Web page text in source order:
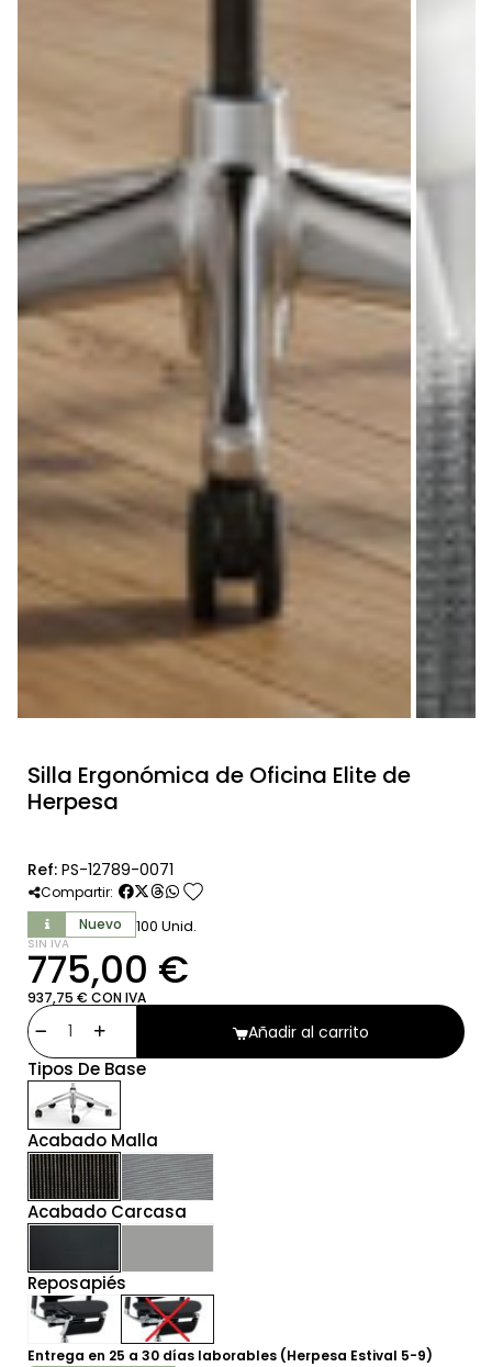
Silla Ergonómica de Oficina Elite de
Herpesa
Ref: PS-12789-0071
Compartir: favorite
Nuevo 100 Unid.
SIN IVA
775,00 €
937,75 € CON IVA
Añadir al carrito
Tipos De Base
Acabado Malla
Acabado Carcasa
Reposapiés
Entrega en 25 a 30 días laborables (Herpesa Estival 5-9)